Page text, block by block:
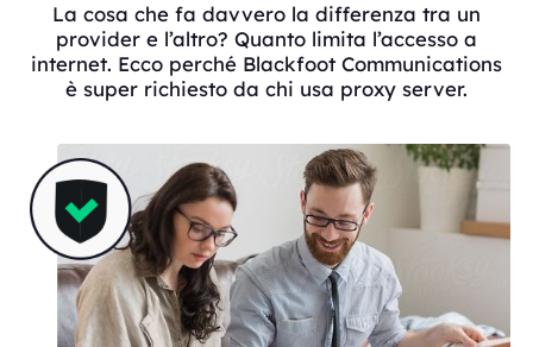
La cosa che fa davvero la differenza tra un
provider e l’altro? Quanto limita l’accesso a
internet. Ecco perché Blackfoot Communications
è super richiesto da chi usa proxy server.